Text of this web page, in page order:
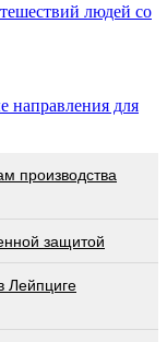
людей со
направления для
производства
защитой
Лейпциге